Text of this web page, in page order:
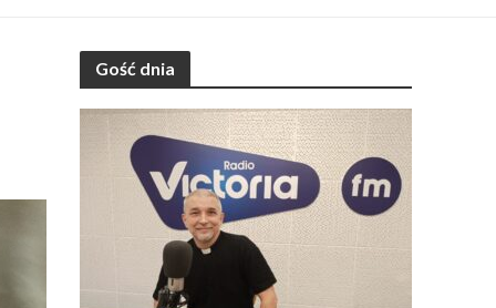
Gość dnia